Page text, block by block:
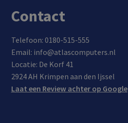
Contact
Telefoon: 0180-515-555
Email: info@atlascomputers.nl
Locatie: De Korf 41
2924 AH Krimpen aan den Ijssel
Laat een Review achter op Google